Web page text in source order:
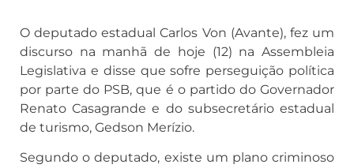
O deputado estadual Carlos Von (Avante), fez um
discurso na manhã de hoje (12) na Assembleia
Legislativa e disse que sofre perseguição política
por parte do PSB, que é o partido do Governador
Renato Casagrande e do subsecretário estadual
de turismo, Gedson Merízio.
Segundo o deputado, existe um plano criminoso